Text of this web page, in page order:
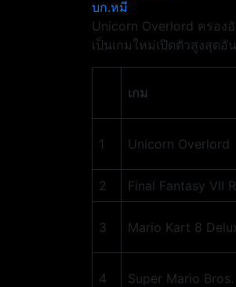
บก.หมี
Unicorn Overlord ครอง
เป็นเกมใหม่เปิดตัวสูงสุดอั
เกม
1 Unicorn Overlord
2 Final Fantasy VII
3 Mario Kart 8
4 Super Mario